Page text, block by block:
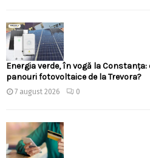
Energia verde, în vogă la
panouri fotovoltaice de la Trevora?
7 august 2026 0